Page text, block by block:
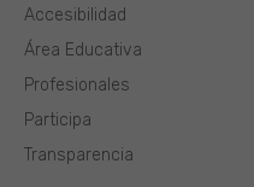
Área Educativa
Profesionales
Participa
Transparencia
Accesibilidad